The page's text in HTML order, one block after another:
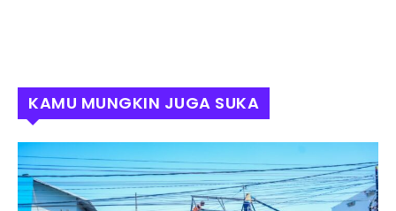
KAMU MUNGKIN JUGA SUKA